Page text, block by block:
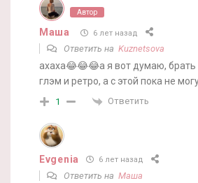
Автор
Маша 6 лет назад
Ответить на Kuznetsova
ахаха😂😂😂а я вот думаю, брать
глэм и ретро, а с этой пока не
1 Ответить
Evgenia 6 лет назад
Ответить на Маша